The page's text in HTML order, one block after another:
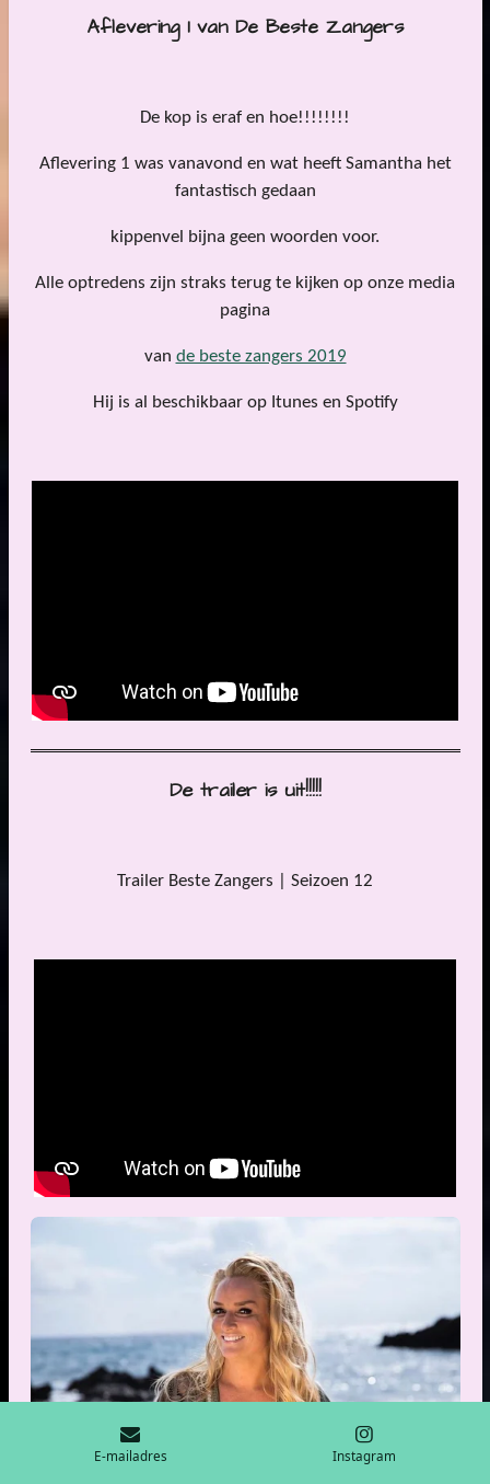
Aflevering 1 van De Beste Zangers
De kop is eraf en hoe!!!!!!!!
Aflevering 1 was vanavond en wat heeft Samantha het
fantastisch gedaan
kippenvel bijna geen woorden voor.
Alle optredens zijn straks terug te kijken op onze media
pagina
van de beste zangers 2019
Hij is al beschikbaar op Itunes en Spotify
De trailer is uit!!!!!
Trailer Beste Zangers | Seizoen 12
E-mailadres Instagram